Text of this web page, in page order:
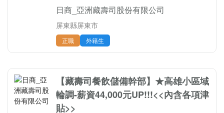
日商_亞洲藏壽司股份有限公司
屏東縣屏東市
正職 外籍生
【藏壽司餐飲儲備幹部】★高雄小區域
輪調-薪資44,000元UP!!!<<內含各項津
貼>>